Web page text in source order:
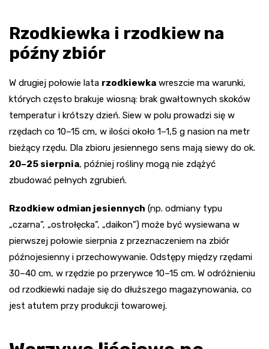
Rzodkiewka i rzodkiew na
późny zbiór
W drugiej połowie lata rzodkiewka wreszcie ma warunki,
których często brakuje wiosną: brak gwałtownych skoków
temperatur i krótszy dzień. Siew w polu prowadzi się w
rzędach co 10–15 cm, w ilości około 1–1,5 g nasion na metr
bieżący rzędu. Dla zbioru jesiennego sens mają siewy do ok.
20–25 sierpnia, później rośliny mogą nie zdążyć
zbudować pełnych zgrubień.
Rzodkiew odmian jesiennych (np. odmiany typu
„czarna”, „ostrołęcka”, „daikon”) może być wysiewana w
pierwszej połowie sierpnia z przeznaczeniem na zbiór
późnojesienny i przechowywanie. Odstępy między rzędami
30–40 cm, w rzędzie po przerywce 10–15 cm. W odróżnieniu
od rzodkiewki nadaje się do dłuższego magazynowania, co
jest atutem przy produkcji towarowej.